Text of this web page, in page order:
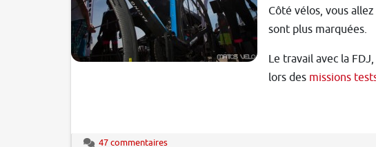
Côté vélos, vous
sont plus marquées.
Le travail avec la
lors des missions
47 commentaires